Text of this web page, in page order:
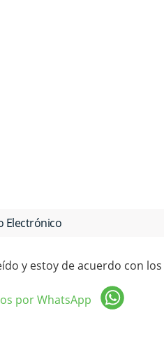
y estoy de acuerdo con los
por WhatsApp